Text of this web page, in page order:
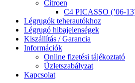
Citroen
C4 PICASSO (’06-
Légrugók teherautókhoz
Légrugó hibajelenségek
Kiszállítás / Garancia
Információk
Online fizetési tájékoztató
Üzletszabályzat
Kapcsolat